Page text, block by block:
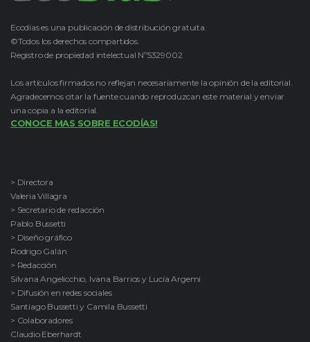
Ecodías es una publicación de distribución gratuita.
©Todos los derechos compartidos.
Registro de propiedad intelectual Nº5329002
Los artículos firmados no reflejan necesariamente la opinión de la editorial.
Agradecemos citar la fuente cuando reproduzcan este material y enviar
una copia a la editorial.
CONOCE MAS SOBRE ECODÍAS!
> Directora
Valeria Villagra
> Secretario de redacción
Pablo Bussetti
> Diseño gráfico
Rodrigo Galán
> Redacción
Silvana Angelicchio, Ivana Barrios y Lucía Argemi
> Difusión en redes sociales
Santiago Bussetti y Camila Bussetti
> Colaboradores
Claudio Eberhardt